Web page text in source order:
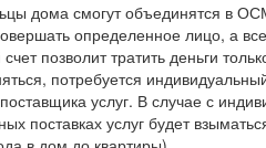
дома смогут объединятся в
определенное лицо, а
позволит тратить деньги
потребуется
услуг. В случае с
поставках услуг будет